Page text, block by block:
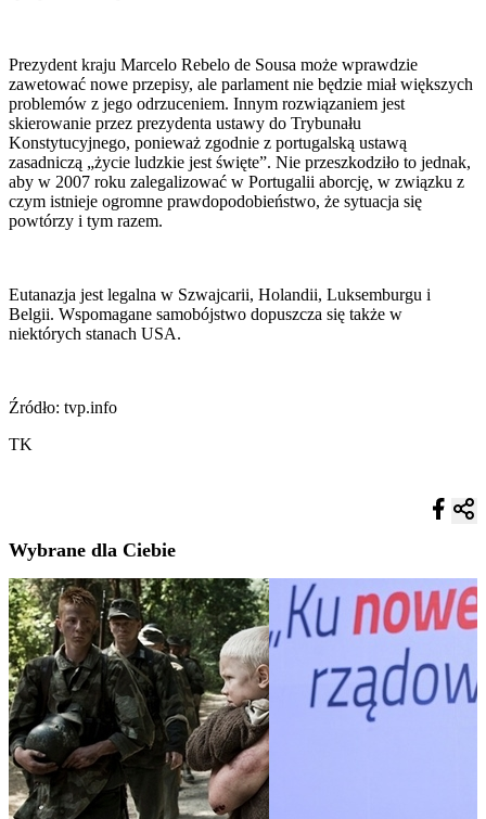
Prezydent kraju Marcelo Rebelo de Sousa może wprawdzie
zawetować nowe przepisy, ale parlament nie będzie miał większych
problemów z jego odrzuceniem. Innym rozwiązaniem jest
skierowanie przez prezydenta ustawy do Trybunału
Konstytucyjnego, ponieważ zgodnie z portugalską ustawą
zasadniczą „życie ludzkie jest święte”. Nie przeszkodziło to jednak,
aby w 2007 roku zalegalizować w Portugalii aborcję, w związku z
czym istnieje ogromne prawdopodobieństwo, że sytuacja się
powtórzy i tym razem.
Eutanazja jest legalna w Szwajcarii, Holandii, Luksemburgu i
Belgii. Wspomagane samobójstwo dopuszcza się także w
niektórych stanach USA.
Źródło: tvp.info
TK
Wybrane dla Ciebie